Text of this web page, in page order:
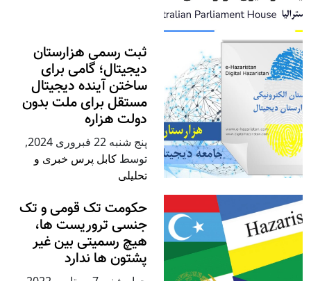
ثبت رسمی هزارستان
دیجیتال؛ گامی برای
ساختن آینده دیجیتال
مستقل برای ملت بدون
دولت هزاره
پنج شنبه 22 فبروری 2024
,
توسط کابل پرس خبری و
تحلیلی
حکومت تک قومی و تک
جنسی تروریست ها،
هیچ رسمیتی بین غیر
پشتون ها ندارد